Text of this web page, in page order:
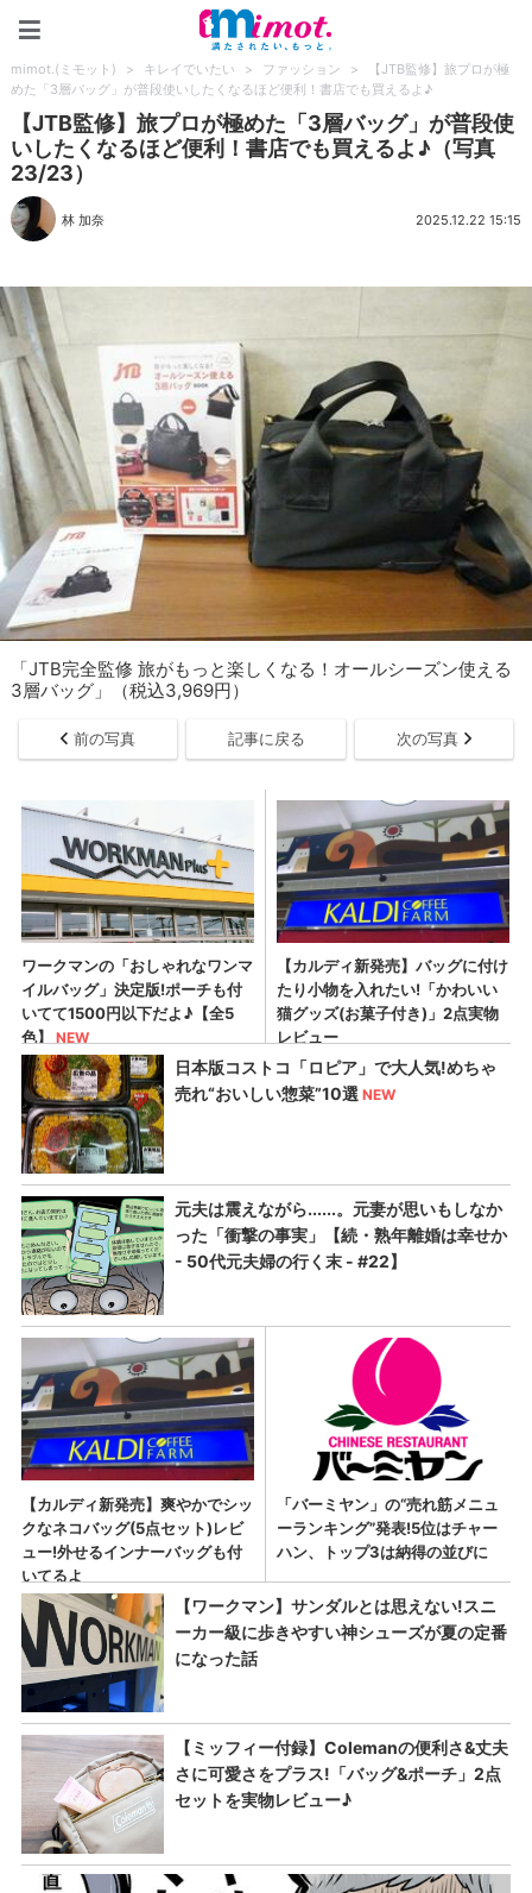
mimot.(ミモット) > キレイでいたい > ファッション >
【JTB監修】旅プロが極
めた「3層バッグ」が普段使いしたくなるほど便利！書店でも買えるよ♪
【JTB監修】旅プロが極めた「3層バッグ」が普段使
いしたくなるほど便利！書店でも買えるよ♪（写真
23/23）
林 加奈 2025.12.22 15:15
「JTB完全監修 旅がもっと楽しくなる！オールシーズン使える
3層バッグ」（税込3,969円）
前の写真 記事に戻る 次の写真